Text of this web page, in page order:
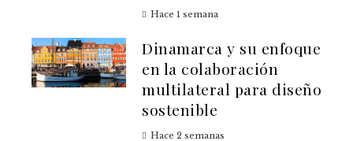
Hace 1 semana
Dinamarca y su enfoque
en la colaboración
multilateral para diseño
sostenible
Hace 2 semanas